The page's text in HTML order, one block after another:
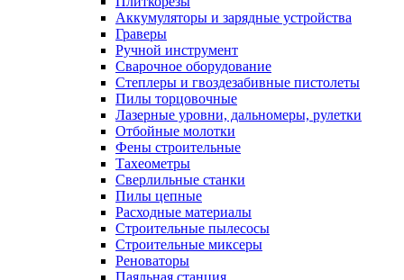
Аккумуляторы и зарядные устройства
Граверы
Ручной инструмент
Сварочное оборудование
Степлеры и гвоздезабивные пистолеты
Пилы торцовочные
Лазерные уровни, дальномеры, рулетки
Отбойные молотки
Фены строительные
Тахеометры
Сверлильные станки
Пилы цепные
Расходные материалы
Строительные пылесосы
Строительные миксеры
Реноваторы
Паяльная станция